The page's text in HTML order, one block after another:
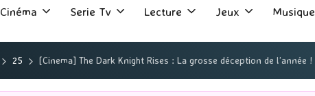
Cinéma Serie Tv Lecture Jeux Musique
25 [Cinema] The Dark Knight Rises : La grosse déception de l’année !